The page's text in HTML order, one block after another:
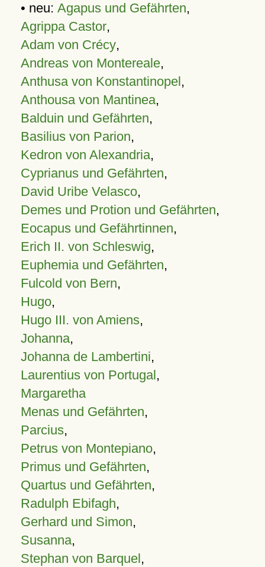
• neu: Agapus und Gefährten,
Agrippa Castor,
Adam von Crécy,
Andreas von Montereale,
Anthusa von Konstantinopel,
Anthousa von Mantinea,
Balduin und Gefährten,
Basilius von Parion,
Kedron von Alexandria,
Cyprianus und Gefährten,
David Uribe Velasco,
Demes und Protion und Gefährten,
Eocapus und Gefährtinnen,
Erich II. von Schleswig,
Euphemia und Gefährten,
Fulcold von Bern,
Hugo,
Hugo III. von Amiens,
Johanna,
Johanna de Lambertini,
Laurentius von Portugal,
Margaretha
Menas und Gefährten,
Parcius,
Petrus von Montepiano,
Primus und Gefährten,
Quartus und Gefährten,
Radulph Ebifagh,
Gerhard und Simon,
Susanna,
Stephan von Barquel,